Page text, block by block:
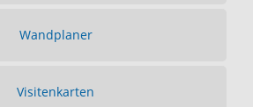
Wandplaner
Visitenkarten